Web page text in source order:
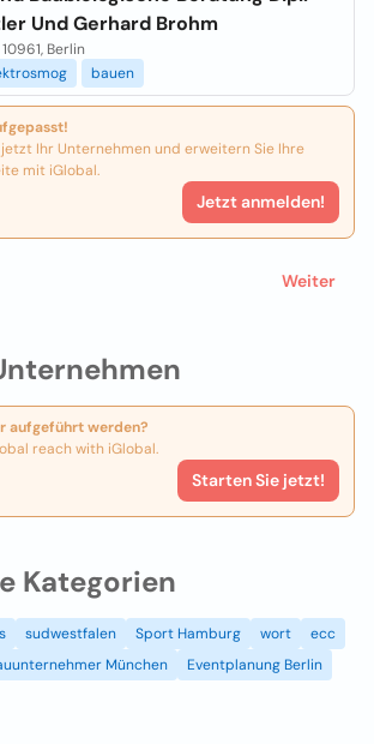
aufgeführt werden?
reach with iGlobal.
Starten Sie jetzt!
Und Gerhard Brohm
Berlin
bauen
Ihr Unternehmen und erweitern Sie Ihre
mit iGlobal.
Jetzt anmelden!
Weiter
Kategorien
sudwestfalen Sport Hamburg wort
ecc
München
Eventplanung Berlin